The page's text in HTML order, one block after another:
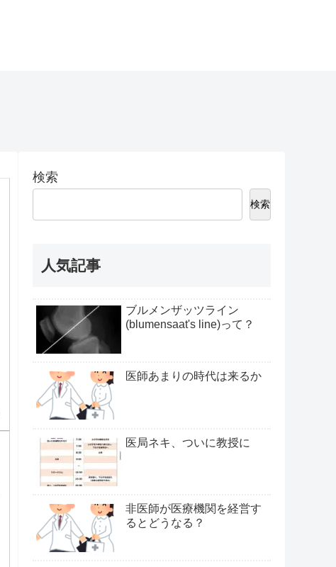
検索
検索
人気記事
ブルメンザッツライン
(blumensaat's line)って？
医師あまりの時代は来るか
医局ネキ、ついに教授に
非医師が医療機関を経営す
るとどうなる？